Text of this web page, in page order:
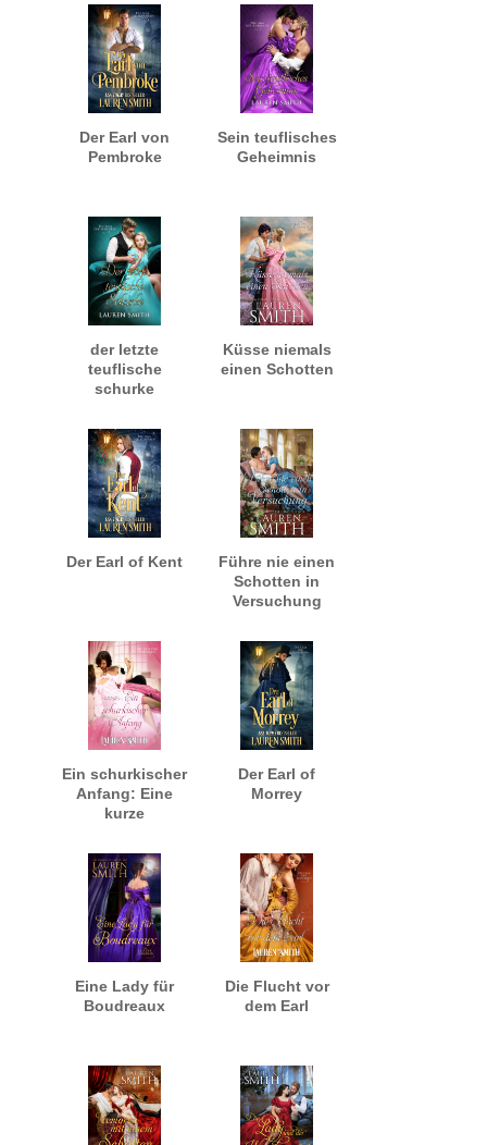
Der Earl von
Pembroke
Sein teuflisches
Geheimnis
der letzte
teuflische
schurke
Küsse niemals
einen Schotten
Der Earl of Kent
Führe nie einen
Schotten in
Versuchung
Ein schurkischer
Anfang: Eine
kurze
Der Earl of
Morrey
Eine Lady für
Boudreaux
Die Flucht vor
dem Earl